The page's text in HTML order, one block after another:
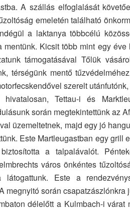
A szállás elfoglalását
emeletén található
a laktanya többcélú
Kicsit több mint egy
támogatásával Tőlük
térségünk mentő
szerelt
Tettau-i és
során megtekintettünk az
üzemeltetnek, majd egy jó
Este Martleugastban egy grill
a talpalávalót.
város önkéntes
látogattunk. Este a
megnyitó során csapatzászlónkra
délelőtt a Kulmbach-i várat